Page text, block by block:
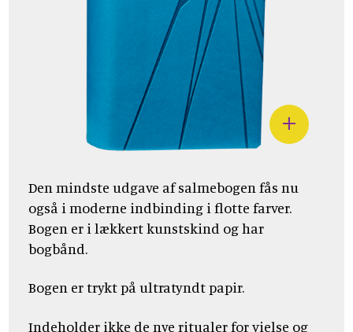
Den mindste udgave af salmebogen fås nu
også i moderne indbinding i flotte farver.
Bogen er i lækkert kunstskind og har
bogbånd.
Bogen er trykt på ultratyndt papir.
Indeholder ikke de nye ritualer for vielse og